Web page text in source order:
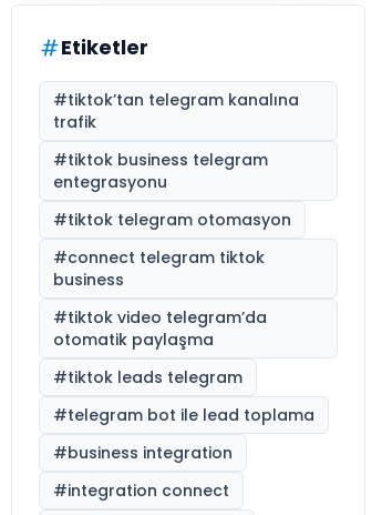
Etiketler
#tiktok’tan telegram kanalına
trafik
#tiktok business telegram
entegrasyonu
#tiktok telegram otomasyon
#connect telegram tiktok
business
#tiktok video telegram’da
otomatik paylaşma
#tiktok leads telegram
#telegram bot ile lead toplama
#business integration
#integration connect